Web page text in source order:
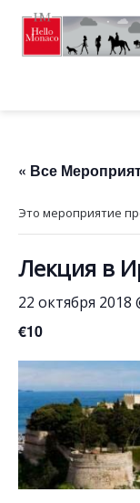
« Все
Это мероприятие
Лекция в
22 октября 2018
€10